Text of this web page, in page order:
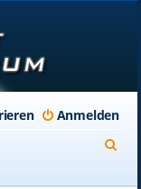
Anmelden